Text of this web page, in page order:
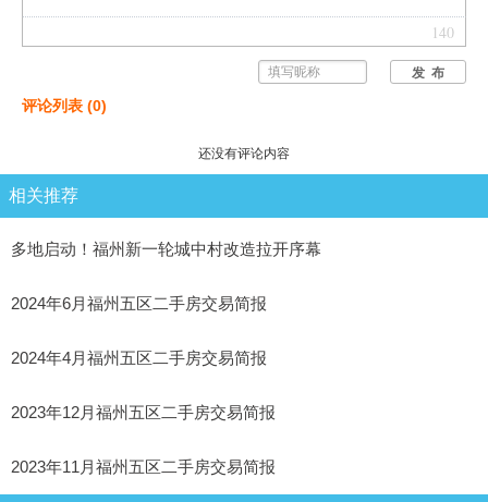
140
发 布
评论列表 (0)
还没有评论内容
相关推荐
多地启动！福州新一轮城中村改造拉开序幕
2024年6月福州五区二手房交易简报
2024年4月福州五区二手房交易简报
2023年12月福州五区二手房交易简报
2023年11月福州五区二手房交易简报